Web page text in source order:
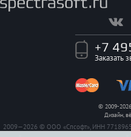
+7
Заказать
© 2009-
Дизайн,
2009—2026 © ООО «Спсофт», ИНН